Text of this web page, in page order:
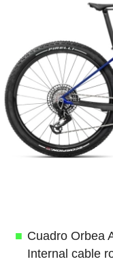
Cuadro Orbea
Internal cable